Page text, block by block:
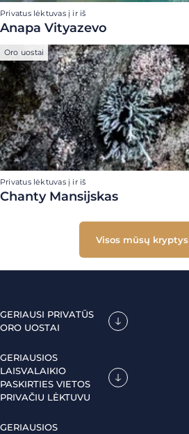
Privatus lėktuvas į ir iš
Anapa Vityazevo
Oro uostai
Privatus lėktuvas į ir iš
Chanty Mansijskas
Visos mūsų kryptys
GERIAUSI PRIVATŪS
ORO UOSTAI
GERIAUSIOS
LAISVALAIKIO
PASKIRTIES VIETOS
PRIVAČIU LĖKTUVU
GERIAUSIOS